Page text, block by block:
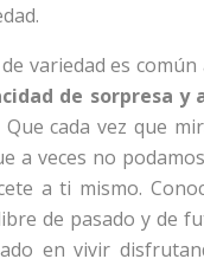
de variedad es
de sorpresa y
Que cada vez que
a veces no
a ti mismo.
de pasado y de
en vivir